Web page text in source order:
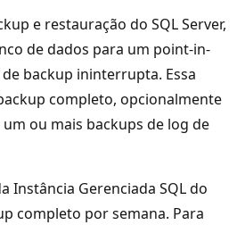
e restauração do SQL Server,
de dados para um point-in-
backup ininterrupta. Essa
completo, opcionalmente
ou mais backups de log de
Instância Gerenciada SQL do
completo por semana. Para